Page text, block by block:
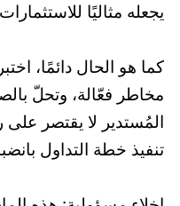
يجعله مثاليًا
كما هو الحال دائمًا،
مخاطر فعّالة، وتحلّ
المُستدير لا يقتصر
تنفيذ خطة التداول